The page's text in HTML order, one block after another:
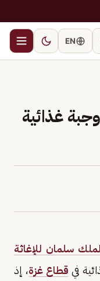
EN
المملكة توزع 25000 وجبة غذائية
سلمان للإغاثة
في قطاع غزة، إذ